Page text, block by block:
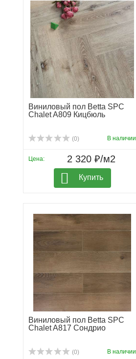
Виниловый пол Betta SPC
Chalet A809 Кицбюль
(0) В наличии
Цена: 2 320 ₽/м2
Купить
Виниловый пол Betta SPC
Chalet A817 Сондрио
(0) В наличии